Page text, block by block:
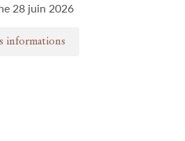
28 juin 2026
informations